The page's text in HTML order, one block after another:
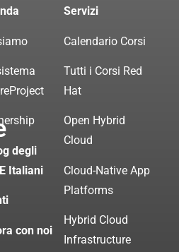
degli
Italiani
con noi
Servizi
Calendario Corsi
Tutti i Corsi Red
Hat
Open Hybrid
Cloud
Cloud-Native App
Platforms
Hybrid Cloud
Infrastructure